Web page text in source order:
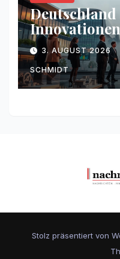
3. AUGUST 2026
SCHMIDT
Stolz präsentiert von